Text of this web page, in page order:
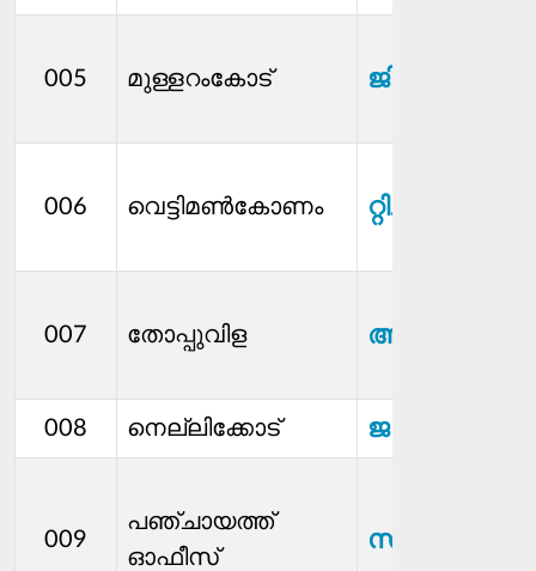
005 മുള്ളറംകോട്
006 വെട്ടിമൺകോണം റ്റി.ലാലു
007 തോപ്പുവിള അജീഷ്.ജെ
008 നെല്ലിക്കോട്
009
പഞ്ചായത്ത്‌
ഓഫീസ്
സന്തോഷ്.സി